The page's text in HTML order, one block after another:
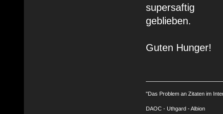
supersaftig
geblieben.
Guten Hunger!
"Das Problem an Zitaten im
DAOC - Uthgard - Albion